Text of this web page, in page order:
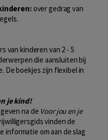
over gedrag van
van kinderen van 2 - 5
die aansluiten bij
De boekjes zijn flexibel in
je kind!
na de Voor jou en je
vinden de
informatie om aan de slag